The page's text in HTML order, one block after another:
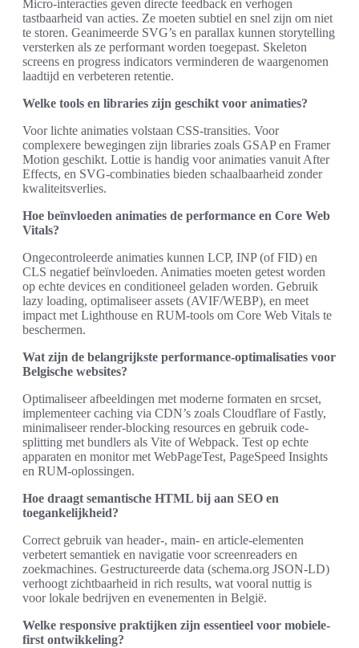
Micro-interacties geven directe feedback en verhogen
tastbaarheid van acties. Ze moeten subtiel en snel zijn om niet
te storen. Geanimeerde SVG’s en parallax kunnen storytelling
versterken als ze performant worden toegepast. Skeleton
screens en progress indicators verminderen de waargenomen
laadtijd en verbeteren retentie.
Welke tools en libraries zijn geschikt voor animaties?
Voor lichte animaties volstaan CSS-transities. Voor
complexere bewegingen zijn libraries zoals GSAP en Framer
Motion geschikt. Lottie is handig voor animaties vanuit After
Effects, en SVG-combinaties bieden schaalbaarheid zonder
kwaliteitsverlies.
Hoe beïnvloeden animaties de performance en Core Web
Vitals?
Ongecontroleerde animaties kunnen LCP, INP (of FID) en
CLS negatief beïnvloeden. Animaties moeten getest worden
op echte devices en conditioneel geladen worden. Gebruik
lazy loading, optimaliseer assets (AVIF/WEBP), en meet
impact met Lighthouse en RUM-tools om Core Web Vitals te
beschermen.
Wat zijn de belangrijkste performance-optimalisaties voor
Belgische websites?
Optimaliseer afbeeldingen met moderne formaten en srcset,
implementeer caching via CDN’s zoals Cloudflare of Fastly,
minimaliseer render-blocking resources en gebruik code-
splitting met bundlers als Vite of Webpack. Test op echte
apparaten en monitor met WebPageTest, PageSpeed Insights
en RUM-oplossingen.
Hoe draagt semantische HTML bij aan SEO en
toegankelijkheid?
Correct gebruik van header-, main- en article-elementen
verbetert semantiek en navigatie voor screenreaders en
zoekmachines. Gestructureerde data (schema.org JSON-LD)
verhoogt zichtbaarheid in rich results, wat vooral nuttig is
voor lokale bedrijven en evenementen in België.
Welke responsive praktijken zijn essentieel voor mobiele-
first ontwikkeling?